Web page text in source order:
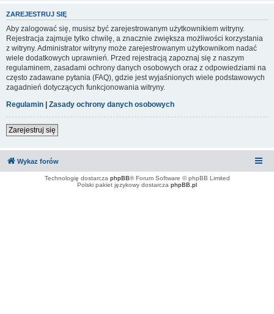
ZAREJESTRUJ SIĘ
Aby zalogować się, musisz być zarejestrowanym użytkownikiem witryny.
Rejestracja zajmuje tylko chwilę, a znacznie zwiększa możliwości korzystania
z witryny. Administrator witryny może zarejestrowanym użytkownikom nadać
wiele dodatkowych uprawnień. Przed rejestracją zapoznaj się z naszym
regulaminem, zasadami ochrony danych osobowych oraz z odpowiedziami na
często zadawane pytania (FAQ), gdzie jest wyjaśnionych wiele podstawowych
zagadnień dotyczących funkcjonowania witryny.
Regulamin | Zasady ochrony danych osobowych
Zarejestruj się
Wykaz forów
Technologię dostarcza phpBB® Forum Software © phpBB Limited
Polski pakiet językowy dostarcza phpBB.pl